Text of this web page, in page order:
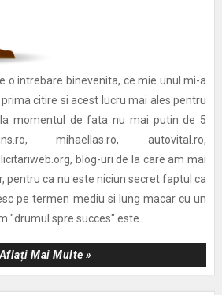
o intrebare binevenita, ce mie unul mi-a
citire si acest lucru mai ales pentru
momentul de fata nu mai putin de 5
mihaellas.ro, autovital.ro,
blog-uri de la care am mai
pentru ca nu este niciun secret faptul ca
pe termen mediu si lung macar cu un
"drumul spre succes" este...
Aflați Mai Multe »